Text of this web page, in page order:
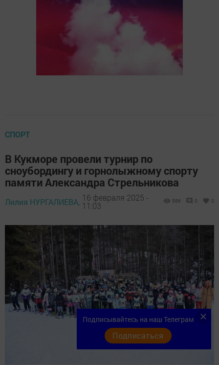
СПОРТ
В Кукморе провели турнир по
сноубордингу и горнолыжному спорту
памяти Александра Стрельникова
Лилия НУРГАЛИЕВА, 16 февраля 2025 -
11:03
586 0 0
Подписывайтесь на наш Телеграм
Подписаться